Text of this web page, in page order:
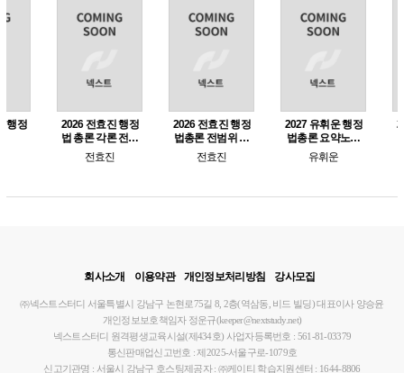
2027 유휘운 행정
법총론 요약노트
+기출문제 (요플)
유휘운
2027 유휘운 행정
법총론 기출문제
풀어주는 기본서
(기풀기)
유휘운
2027 정인국 행정
법총론 판서노트
정인국
회사소개 이용약관 개인정보처리방침 강사모집
㈜넥스트스터디 서울특별시 강남구 논현로75길 8, 2층(역삼동, 비드 빌딩)대표이사 양승윤
개인정보보호책임자 정운규(keeper@nextstudy.net)
넥스트스터디 원격평생교육시설(제434호) 사업자등록번호 : 561-81-03379
통신판매업신고번호 : 제2025-서울구로-1079호
신고기관명 : 서울시 강남구 호스팅제공자 : ㈜케이티 학습지원센터 : 1644-8806